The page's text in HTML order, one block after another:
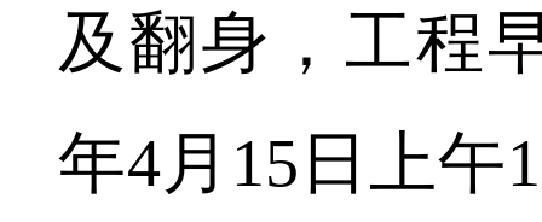
及翻身，工程
年4月15日上午